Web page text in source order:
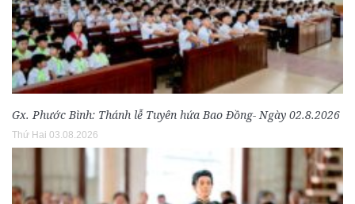
Gx. Phước Bình: Thánh lễ Tuyên hứa Bao Đồng- Ngày 02.8.2026
Thứ Hai 03.08.2026